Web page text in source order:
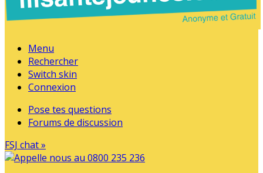
Menu
Rechercher
Switch skin
Connexion
Pose tes questions
Forums de discussion
FSJ chat »